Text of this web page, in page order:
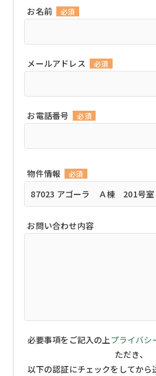
お名前 必須
メールアドレス 必須
お電話番号 必須
物件情報 必須
お問い合わせ内容
必要事項をご記入の上プライバシ
ただき、
以下の認証にチェックをしてから